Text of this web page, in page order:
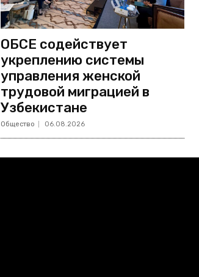
ОБСЕ содействует
укреплению системы
управления женской
трудовой миграцией в
Узбекистане
Общество 06.08.2026